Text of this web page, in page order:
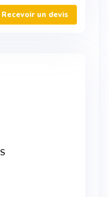
Recevoir un devis